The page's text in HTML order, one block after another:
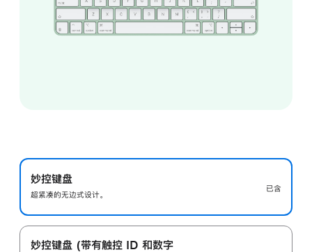
妙控键盘
超紧凑的无边式设计。
已含
妙控键盘 (带有触控 ID 和数字